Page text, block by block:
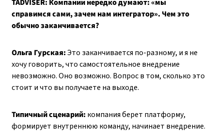
TADVISER: Компании нередко думают: «мы
справимся сами, зачем нам интегратор». Чем это
обычно заканчивается?
Ольга Гурская:Это заканчивается по-разному, и я не
хочу говорить, что самостоятельное внедрение
невозможно. Оно возможно. Вопрос в том, сколько это
стоит и что вы получаете на выходе.
Типичный сценарий: компания берет платформу,
формирует внутреннюю команду, начинает внедрение.